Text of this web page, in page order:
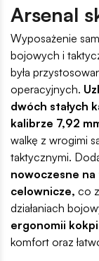
Arsenal
Wyposażenie
bojowych i
była
operacyjnych.
dwóch stałych
kalibrze 7,92
walkę z wrogimi
taktycznymi.
nowoczesne
celownicze, co
działaniach
ergonomii
komfort oraz